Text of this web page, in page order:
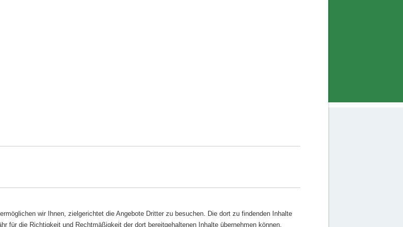
wir Ihnen, zielgerichtet die Angebote Dritter zu besuchen. Die dort zu findenden Inhalte
für die Richtigkeit und Rechtmäßigkeit der dort bereitgehaltenen Inhalte übernehmen können.